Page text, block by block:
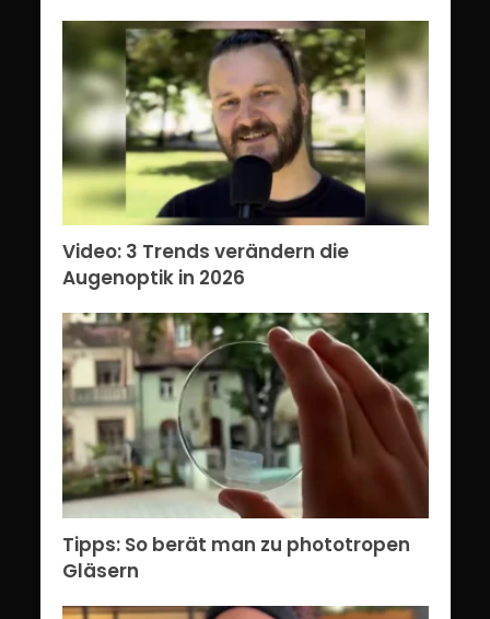
Video: 3 Trends verändern die
Augenoptik in 2026
Tipps: So berät man zu phototropen
Gläsern